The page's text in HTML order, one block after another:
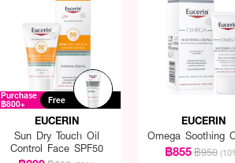
Purchase
฿800+ Free
EUCERIN
Sun Dry Touch Oil
Control Face SPF50
EUCERIN
Omega Soothing
฿855฿950